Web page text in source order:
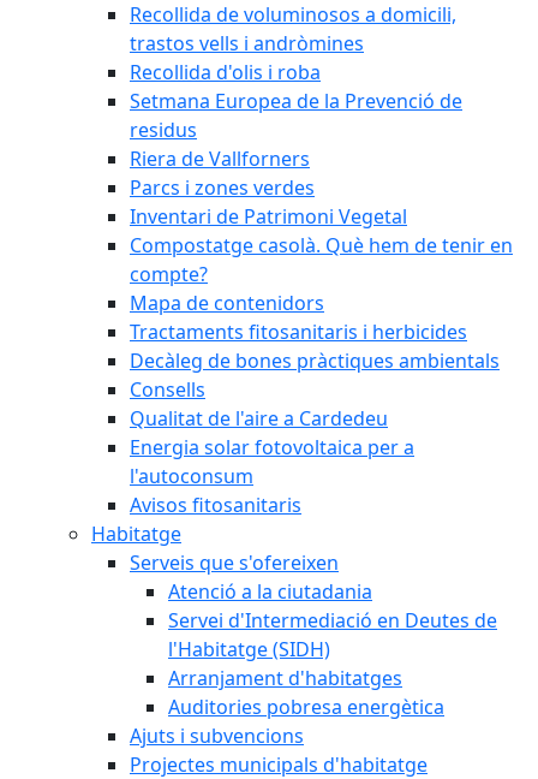
Recollida de voluminosos a domicili,
trastos vells i andròmines
Recollida d'olis i roba
Setmana Europea de la Prevenció de
residus
Riera de Vallforners
Parcs i zones verdes
Inventari de Patrimoni Vegetal
Compostatge casolà. Què hem de tenir en
compte?
Mapa de contenidors
Tractaments fitosanitaris i herbicides
Decàleg de bones pràctiques ambientals
Consells
Qualitat de l'aire a Cardedeu
Energia solar fotovoltaica per a
l'autoconsum
Avisos fitosanitaris
Habitatge
Serveis que s'ofereixen
Atenció a la ciutadania
Servei d'Intermediació en Deutes de
l'Habitatge (SIDH)
Arranjament d'habitatges
Auditories pobresa energètica
Ajuts i subvencions
Projectes municipals d'habitatge